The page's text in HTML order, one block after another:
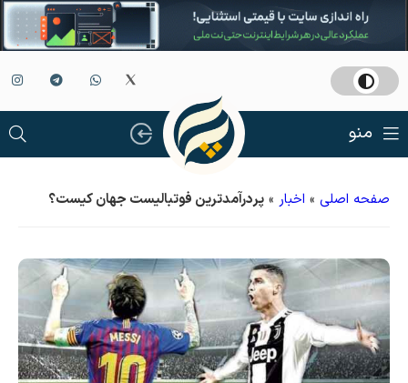
منو
صفحه اصلی » اخبار » پردرآمدترین فوتبالیست جهان کیست؟